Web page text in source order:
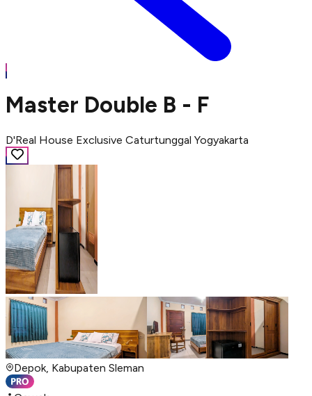
Master Double B - F
D'Real House Exclusive Caturtunggal Yogyakarta
Depok, Kabupaten Sleman